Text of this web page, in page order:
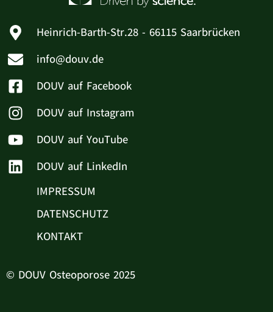
Heinrich-Barth-Str.28 - 66115 Saarbrücken
info@douv.de
DOUV auf Facebook
DOUV auf Instagram
DOUV auf YouTube
DOUV auf LinkedIn
IMPRESSUM
DATENSCHUTZ
KONTAKT
© DOUV Osteoporose 2025